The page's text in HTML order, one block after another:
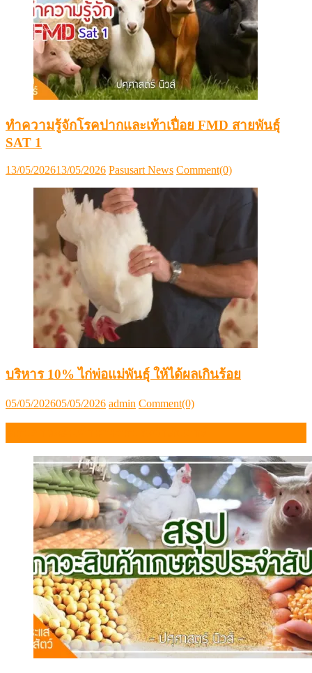
ทำความรู้จักโรคปากและเท้าเปื่อย FMD สายพันธุ์
SAT 1
Posted
13/05/202613/05/2026 Author
Pasusart News Comment(0)
บริหาร 10% ไก่พ่อแม่พันธุ์ ให้ได้ผลเกินร้อย
Posted
05/05/202605/05/2026 Author
admin Comment(0)